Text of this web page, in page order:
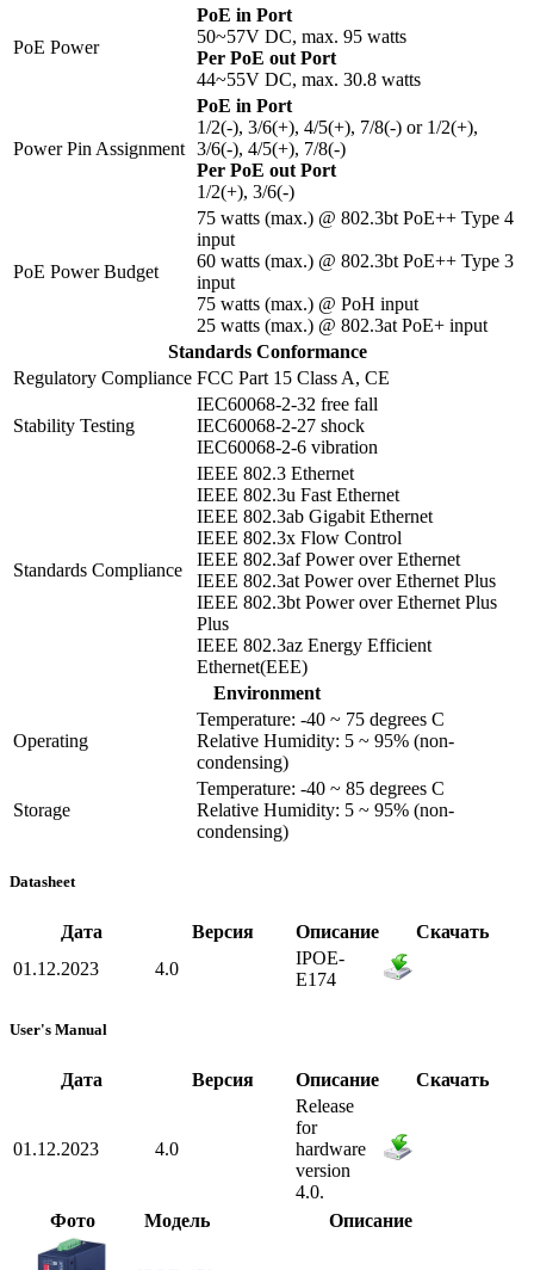
PoE Power
PoE in Port
50~57V DC, max. 95 watts
Per PoE out Port
44~55V DC, max. 30.8 watts
Power Pin Assignment
PoE in Port
1/2(-), 3/6(+), 4/5(+), 7/8(-) or 1/2(+),
3/6(-), 4/5(+), 7/8(-)
Per PoE out Port
1/2(+), 3/6(-)
PoE Power Budget
75 watts (max.) @ 802.3bt PoE++ Type 4
input
60 watts (max.) @ 802.3bt PoE++ Type 3
input
75 watts (max.) @ PoH input
25 watts (max.) @ 802.3at PoE+ input
Standards Conformance
Regulatory Compliance FCC Part 15 Class A, CE
Stability Testing
IEC60068-2-32 free fall
IEC60068-2-27 shock
IEC60068-2-6 vibration
Standards Compliance
IEEE 802.3 Ethernet
IEEE 802.3u Fast Ethernet
IEEE 802.3ab Gigabit Ethernet
IEEE 802.3x Flow Control
IEEE 802.3af Power over Ethernet
IEEE 802.3at Power over Ethernet Plus
IEEE 802.3bt Power over Ethernet Plus
Plus
IEEE 802.3az Energy Efficient
Ethernet(EEE)
Environment
Operating
Temperature: -40 ~ 75 degrees C
Relative Humidity: 5 ~ 95% (non-
condensing)
Storage
Temperature: -40 ~ 85 degrees C
Relative Humidity: 5 ~ 95% (non-
condensing)
Datasheet
Дата Версия Описание
Скачать
01.12.2023
4.0
IPOE-
E174
User's Manual
Дата Версия Описание Скачать
01.12.2023 4.0
Release
for
hardware
version
4.0.
Фото
Модель Описание